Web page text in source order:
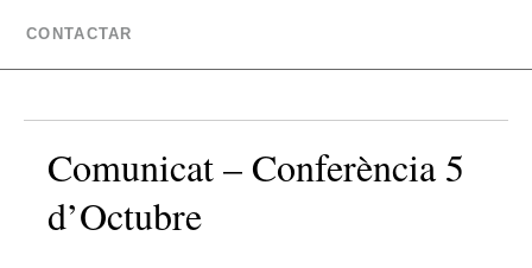
CONTACTAR
Comunicat – Conferència 5
d’Octubre